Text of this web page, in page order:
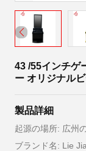
43 /55インチゲ
ー オリジナル
製品詳細
起源の場所: 広州
ブランド名: Lie